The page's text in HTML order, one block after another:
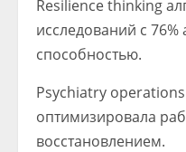
Resilience thinking
исследований с 76%
способностью.
Psychiatry
оптимизировала
восстановлением.